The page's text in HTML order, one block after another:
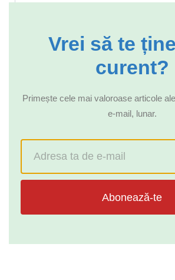
Vrei să te
curent?
Primește cele mai valoroase articole
e-mail, lunar.
Abonează-te